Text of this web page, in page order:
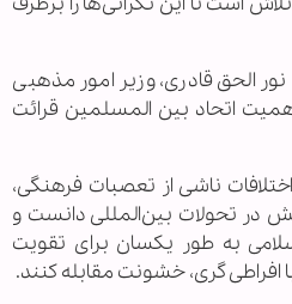
الحق قادری، وزیر امور مذهبی
اتحاد بین المسلمین قرائت
ناشی از تعصبات فرهنگی،
در تحولات بین‌المللی دانست و
به طور یکسان برای تقویت
افراطی گری، خشونت مقابله کنند.